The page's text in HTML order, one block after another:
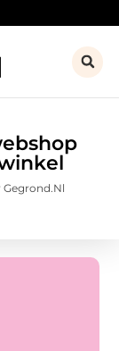
Gegrond.nl